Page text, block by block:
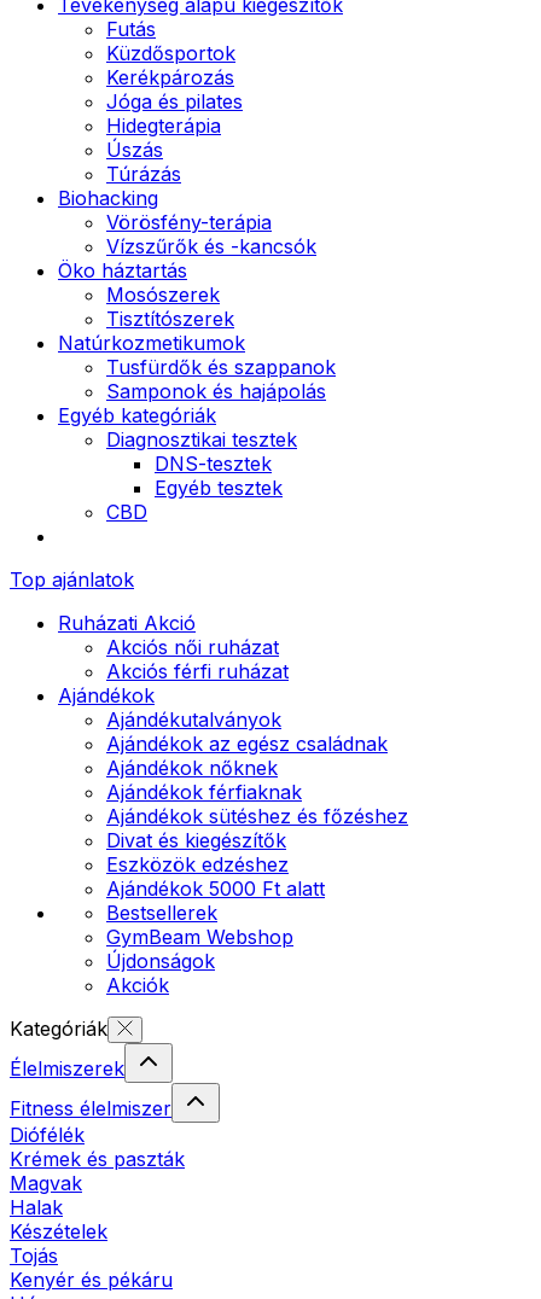
Futás
Küzdősportok
Kerékpározás
Jóga és pilates
Hidegterápia
Úszás
Túrázás
Biohacking
Vörösfény-terápia
Vízszűrők és -kancsók
Öko háztartás
Mosószerek
Tisztítószerek
Natúrkozmetikumok
Tusfürdők és szappanok
Samponok és hajápolás
Egyéb kategóriák
Diagnosztikai tesztek
DNS-tesztek
Egyéb tesztek
CBD
Top ajánlatok
Ruházati Akció
Akciós női ruházat
Akciós férfi ruházat
Ajándékok
Ajándékutalványok
Ajándékok az egész családnak
Ajándékok nőknek
Ajándékok férfiaknak
Ajándékok sütéshez és főzéshez
Divat és kiegészítők
Eszközök edzéshez
Ajándékok 5000 Ft alatt
Bestsellerek
GymBeam Webshop
Újdonságok
Akciók
Kategóriák
Élelmiszerek
Fitness élelmiszer
Diófélék
Krémek és paszták
Magvak
Halak
Készételek
Tojás
Kenyér és pékáru